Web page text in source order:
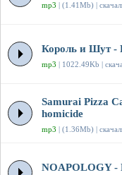
mp3 | (1.41Mb) |
Король и Шут -
mp3 | 1022.49Kb |
Samurai Pizza
homicide
mp3 | (1.36Mb) |
NOAPOLOGY -